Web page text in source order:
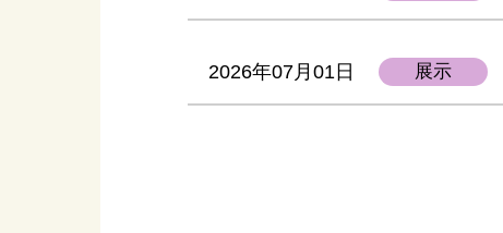
2026年07月01日 展示